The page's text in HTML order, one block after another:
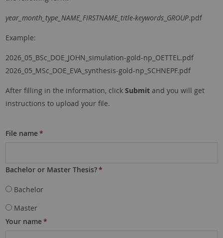
year_month_type_NAME_FIRSTNAME_title-keywords_ GROUP.pdf
Example:
2026_05_BSc_DOE_JOHN_simulation-gold-np_OETTEL.pdf
2026_05_MSc_DOE_EVA_synthesis-gold-np_SCHNEPF.pdf
After filling in the information, click Submit and you will get
instructions to upload your file.
File name*
Bachelor or Master Thesis?*
Bachelor
Master
Your name*